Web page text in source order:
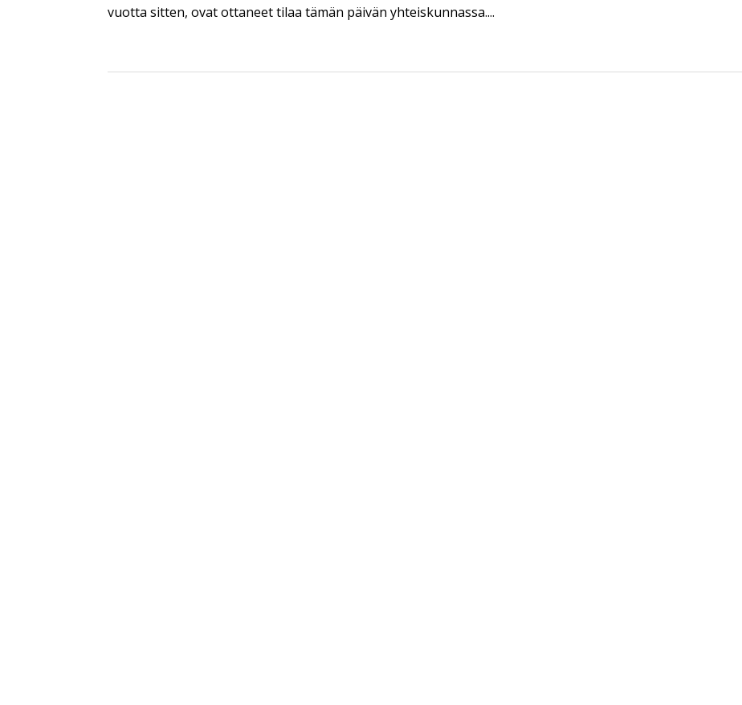
vuotta sitten, ovat ottaneet tilaa tämän päivän yhteiskunnassa....